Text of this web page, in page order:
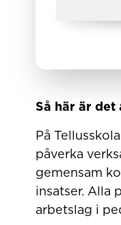
Så här är det
På
påverka
gemensam
insatser. Alla
arbetslag i